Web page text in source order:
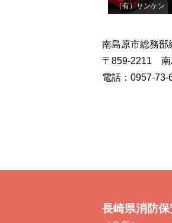
（有）サンケン
南島原市総務
〒859-2211 南
電話：0957-
長崎県消防